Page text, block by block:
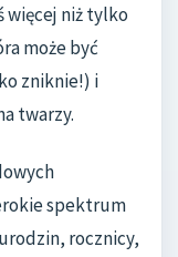
więcej niż tylko
może być
zniknie!) i
twarzy.
spektrum
rocznicy,